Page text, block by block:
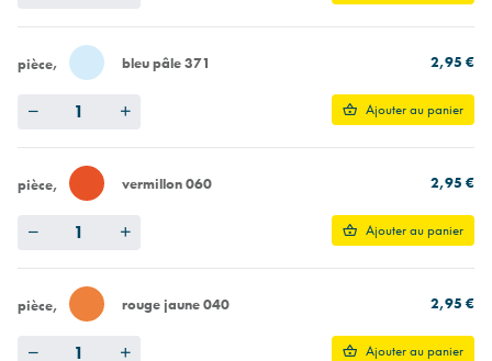
pièce bleu pâle 371 2,95 €
Ajouter au panier
pièce vermillon 060 2,95 €
Ajouter au panier
pièce rouge jaune 040 2,95 €
Ajouter au panier